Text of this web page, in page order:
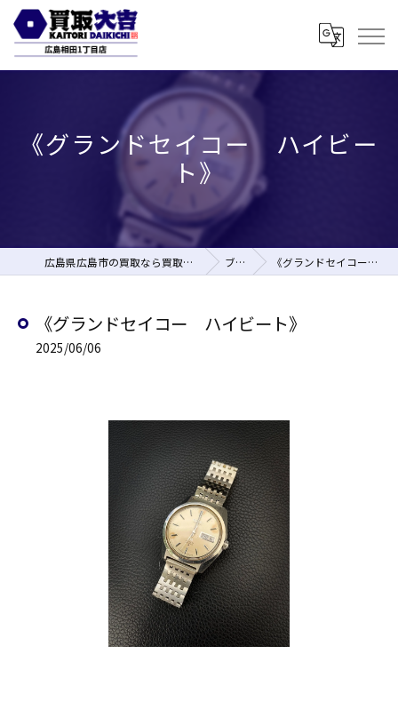
《グランドセイコー ハイビー
ト》
広島県広島市の買取なら買取大吉 広島相田1丁目店 ブログ 《グランドセイコー ハイビート》
《グランドセイコー ハイビート》
2025/06/06